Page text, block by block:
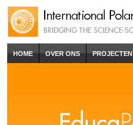
HOME OVER ONS PROJECTEN